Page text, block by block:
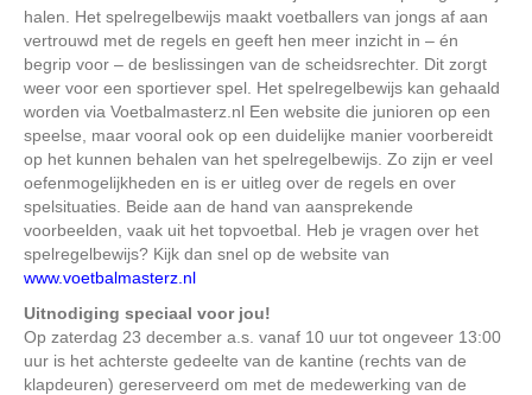
halen. Het spelregelbewijs maakt voetballers van jongs af aan
vertrouwd met de regels en geeft hen meer inzicht in – én
begrip voor – de beslissingen van de scheidsrechter. Dit zorgt
weer voor een sportiever spel. Het spelregelbewijs kan gehaald
worden via Voetbalmasterz.nl Een website die junioren op een
speelse, maar vooral ook op een duidelijke manier voorbereidt
op het kunnen behalen van het spelregelbewijs. Zo zijn er veel
oefenmogelijkheden en is er uitleg over de regels en over
spelsituaties. Beide aan de hand van aansprekende
voorbeelden, vaak uit het topvoetbal. Heb je vragen over het
spelregelbewijs? Kijk dan snel op de website van
www.voetbalmasterz.nl
Uitnodiging speciaal voor jou!
Op zaterdag 23 december a.s. vanaf 10 uur tot ongeveer 13:00
uur is het achterste gedeelte van de kantine (rechts van de
klapdeuren) gereserveerd om met de medewerking van de